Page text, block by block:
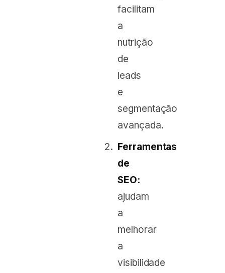
facilitam
a
nutrição
de
leads
e
segmentação
avançada.
Ferramentas
de
SEO:
ajudam
a
melhorar
a
visibilidade